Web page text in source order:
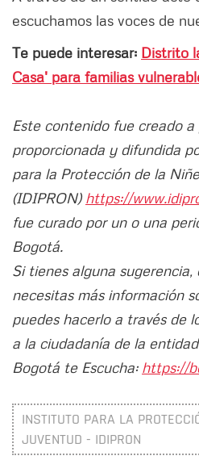
escuchamos las voces de
Te puede interesar: Distrito
Casa' para familias
Este contenido fue creado
proporcionada y difundida
para la Protección de la
(IDIPRON) https://
fue curado por un o una
Bogotá.
Si tienes alguna sugerencia,
necesitas más información
puedes hacerlo a través de
a la ciudadanía de la
Bogotá te Escucha: https://
INSTITUTO PARA LA
JUVENTUD - IDIPRON